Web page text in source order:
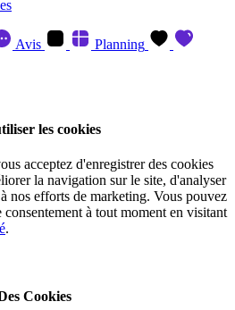
Avis
Planning
les cookies
acceptez d'enregistrer des cookies
la navigation sur le site, d'analyser
nos efforts de marketing. Vous pouvez
à tout moment en visitant
.
Cookies